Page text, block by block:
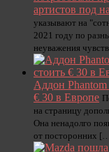
артистов под
указывают на
2021 году по
неуважения
Аддон Phantom
€ 30 в Европе
на страницу
Она ненадолго
от посторонних